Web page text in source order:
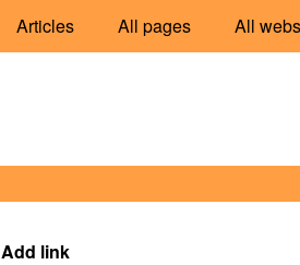
Articles All pages All
Add link